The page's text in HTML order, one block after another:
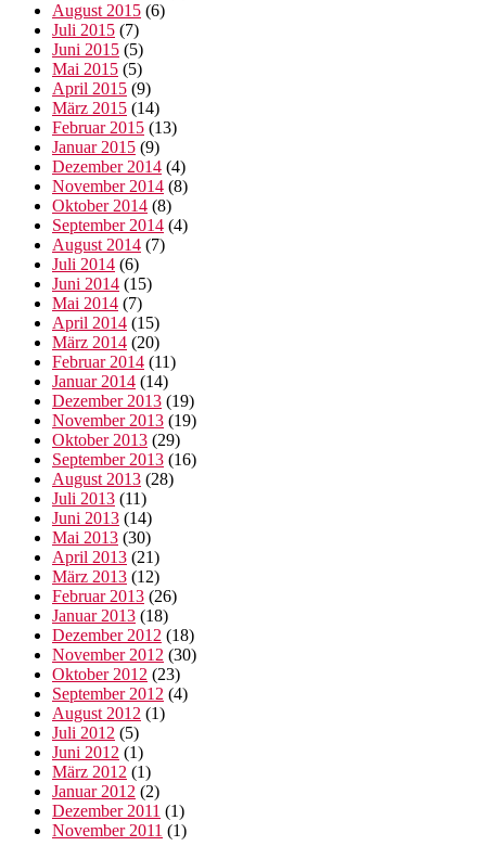
August 2015 (6)
Juli 2015 (7)
Juni 2015 (5)
Mai 2015 (5)
April 2015 (9)
März 2015 (14)
Februar 2015 (13)
Januar 2015 (9)
Dezember 2014 (4)
November 2014 (8)
Oktober 2014 (8)
September 2014 (4)
August 2014 (7)
Juli 2014 (6)
Juni 2014 (15)
Mai 2014 (7)
April 2014 (15)
März 2014 (20)
Februar 2014 (11)
Januar 2014 (14)
Dezember 2013 (19)
November 2013 (19)
Oktober 2013 (29)
September 2013 (16)
August 2013 (28)
Juli 2013 (11)
Juni 2013 (14)
Mai 2013 (30)
April 2013 (21)
März 2013 (12)
Februar 2013 (26)
Januar 2013 (18)
Dezember 2012 (18)
November 2012 (30)
Oktober 2012 (23)
September 2012 (4)
August 2012 (1)
Juli 2012 (5)
Juni 2012 (1)
März 2012 (1)
Januar 2012 (2)
Dezember 2011 (1)
November 2011 (1)